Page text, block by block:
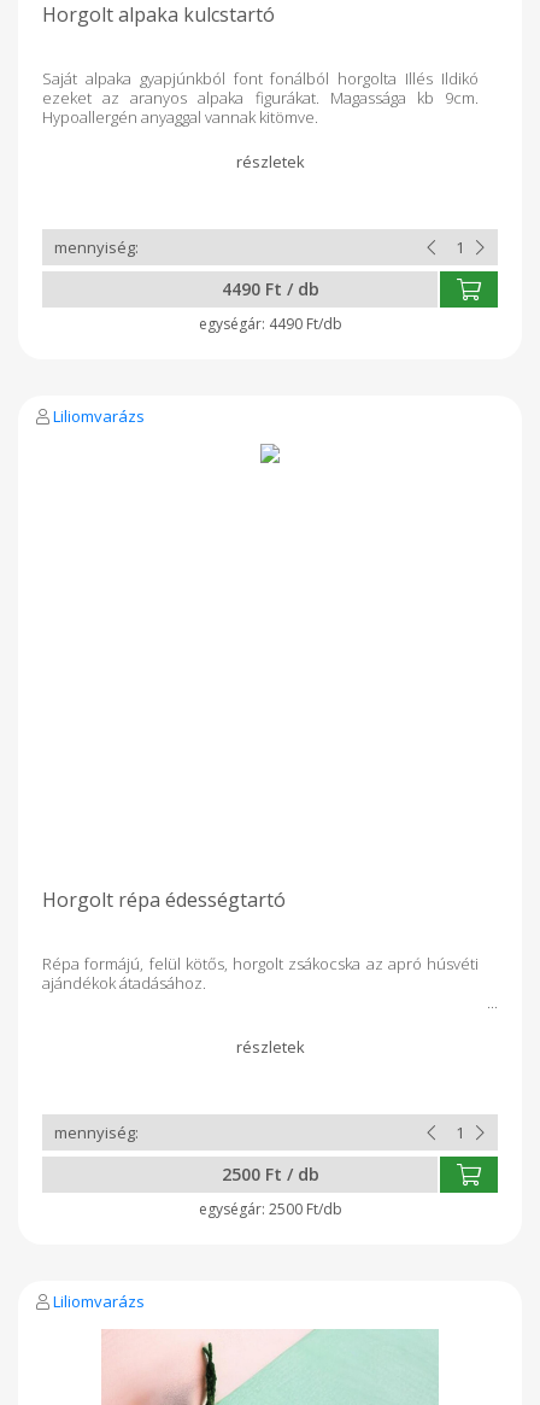
Horgolt alpaka kulcstartó
Saját alpaka gyapjúnkból font fonálból horgolta Illés Ildikó
ezeket az aranyos alpaka figurákat. Magassága kb 9cm.
Hypoallergén anyaggal vannak kitömve.
4490 Ft / db
4490 Ft/db
Liliomvarázs
Horgolt répa édességtartó
Répa formájú, felül kötős, horgolt zsákocska az apró húsvéti
ajándékok átadásához.
2500 Ft / db
2500 Ft/db
Liliomvarázs